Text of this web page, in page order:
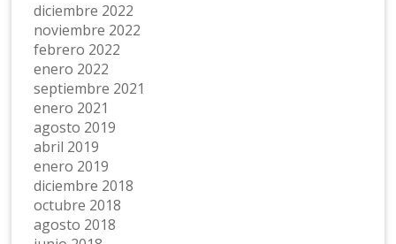
diciembre 2022
noviembre 2022
febrero 2022
enero 2022
septiembre 2021
enero 2021
agosto 2019
abril 2019
enero 2019
diciembre 2018
octubre 2018
agosto 2018